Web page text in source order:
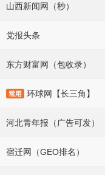
山西新闻网（秒）
党报头条
东方财富网（包收录）
环球网【长三角】
河北青年报（广告可发）
宿迁网（GEO排名）